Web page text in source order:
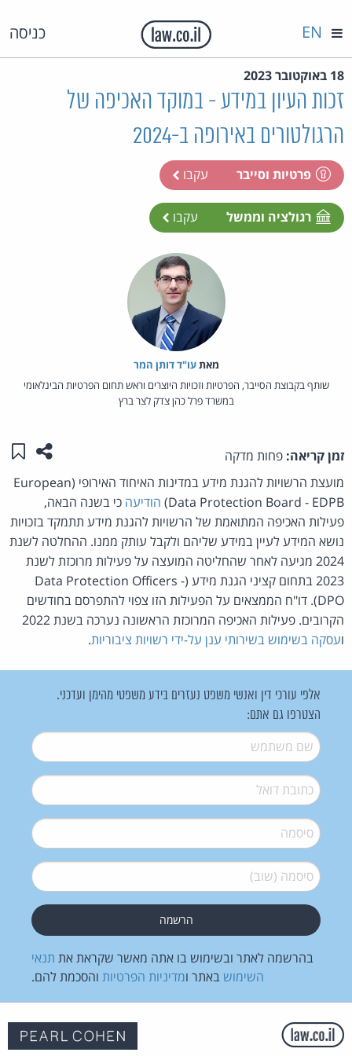
כניסה EN
18 באוקטובר 2023
זכות העיון במידע - במוקד האכיפה של
הרגולטורים באירופה ב-2024
פרטיות וסייבר עקבו
רגולציה וממשל עקבו
מאת‏עו"ד דותן המר
שותף בקבוצת הסייבר, הפרטיות וזכויות היוצרים וראש תחום הפרטיות הבינלאומי
במשרד פרל כהן צדק לצר ברץ
זמן קריאה: פחות מדקה שתפו
מועצת הרשויות להגנת מידע במדינות האיחוד האירופי (European
Data Protection Board - EDPB) הודיעה כי בשנה הבאה,
פעילות האכיפה המתואמת של הרשויות להגנת מידע תתמקד בזכויות
נושא המידע לעיין במידע שליהם ולקבל עותק ממנו. ההחלטה לשנת
2024 מגיעה לאחר שהחליטה המועצה על פעילות מרוכזת לשנת
2023 בתחום קציני הגנת מידע (Data Protection Officers -
DPO). דו"ח הממצאים על הפעילות הזו צפוי להתפרסם בחודשים
הקרובים. פעילות האכיפה המרוכזת הראשונה נערכה בשנת 2022
ועסקה בשימוש בשירותי ענן על-ידי רשויות ציבוריות.
אלפי עורכי דין ואנשי משפט נעזרים בידע משפטי מהימן ועדכני.
הצטרפו גם אתם:
שם משתמש*
דואל*
סיסמה*
סיסמה (שוב)*
בהרשמה לאתר ובשימוש בו אתה מאשר שקראת את תנאי
השימוש באתר ומדיניות הפרטיות והסכמת להם.